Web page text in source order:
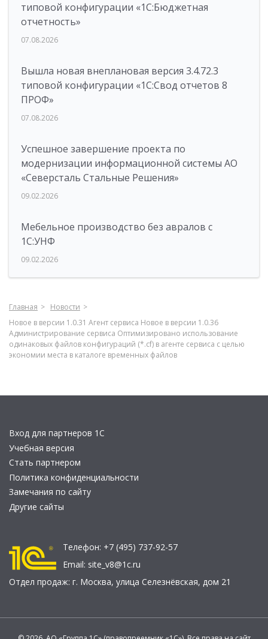
типовой конфигурации «1C:Бюджетная
отчетность»
07.08.2026
Вышла новая внеплановая версия 3.4.72.3
типовой конфигурации «1C:Свод отчетов 8
ПРОФ»
07.08.2026
Успешное завершение проекта по
модернизации информационной системы АО
«Северсталь Стальные Решения»
09.02.2026
Мебельное производство без авралов с
1С:УНФ
09.02.2026
Главная
Новости
Новое в версии 1.0.31 Агент сервиса Новое в версии 1.0.36
Администрирование сервиса Оптимизировано использование
одинаковых файлов конфигураций (*.cf) в агенте сервиса c целью
экономии места в каталоге временных файлов
Вход для партнеров 1С
Учебная версия
Стать партнером
Политика конфиденциальности
Замечания по сайту
Другие сайты
Телефон: +7 (495) 737-92-57
Email: site_v8@1c.ru
Отдел продаж: г. Москва, улица Селезнёвская, дом 21